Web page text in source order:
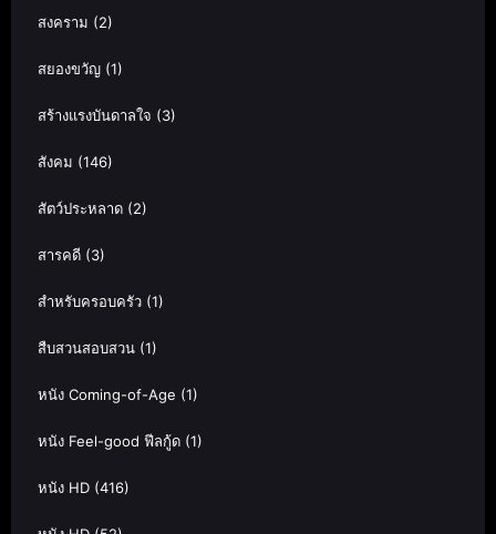
สงคราม (2)
สยองขวัญ (1)
สร้างแรงบันดาลใจ (3)
สังคม (146)
สัตว์ประหลาด (2)
สารคดี (3)
สำหรับครอบครัว (1)
สืบสวนสอบสวน (1)
หนัง Coming-of-Age (1)
หนัง Feel-good ฟีลกู้ด (1)
หนัง HD (416)